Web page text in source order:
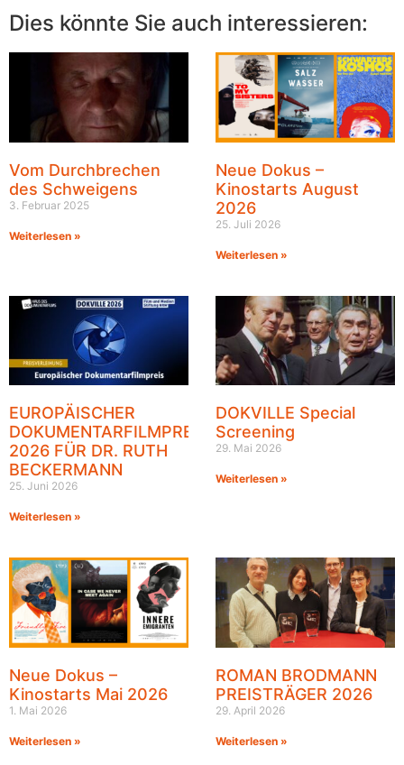
Dies könnte Sie auch interessieren:
Vom Durchbrechen
des Schweigens
3. Februar 2025
Weiterlesen »
Neue Dokus –
Kinostarts August
2026
25. Juli 2026
Weiterlesen »
EUROPÄISCHER
DOKUMENTARFILMPREIS
2026 FÜR DR. RUTH
BECKERMANN
25. Juni 2026
Weiterlesen »
DOKVILLE Special
Screening
29. Mai 2026
Weiterlesen »
Neue Dokus –
Kinostarts Mai 2026
1. Mai 2026
Weiterlesen »
ROMAN BRODMANN
PREISTRÄGER 2026
29. April 2026
Weiterlesen »